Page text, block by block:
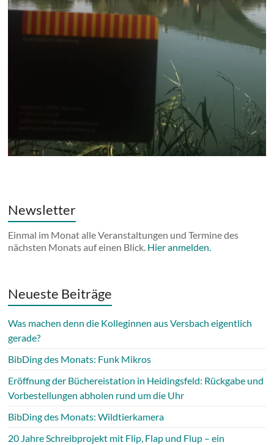
Newsletter
Einmal im Monat alle Veranstaltungen und Termine des
nächsten Monats auf einen Blick. Hier anmelden.
Neueste Beiträge
Was machen denn die Kolleginnen aus Versbach eigentlich
gerade?
BibDing des Monats: Funk Mikros
Eröffnung der Büchereistation in Heidingsfeld: Rückgabe und
Vorbestellungen abholen rund um die Uhr
BibDing des Monats: Wildtierkamera
20 Jahre Schreibprojekt mit Flip, Flap und Flup – ein